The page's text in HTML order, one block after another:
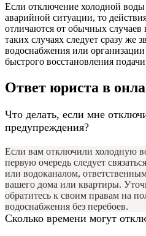
Если отключение холодной воды
аварийной ситуации, то
отличаются от обычных
таких случаях следует сразу же
водоснабжения или
быстрого восстановления
Ответ юриста в
Что делать, если мне
предупреждения?
Если вам отключили холодную
первую очередь следует
или водоканалом,
вашего дома или квартиры.
обратитесь к своим правам на
водоснабжения без перебоев.
Сколько времени могут